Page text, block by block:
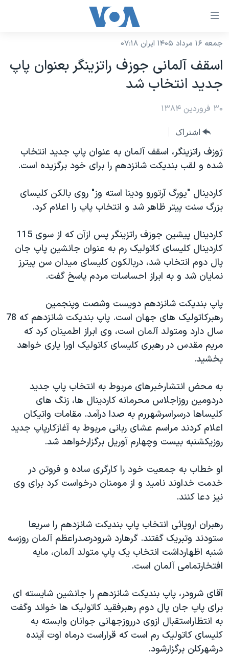
لینکهای
دسترسی
جهش
محتوای
اصلی
صفحه
اصلی
جهش
به
جستجو
نسخه سبک وب‌سایت
موضوع ها
ایران
آمریکا
جهان
ورزشی
فرهنگ و زندگی
حقوق شهروندی
اقتصادی
اسرائیل در جنگ
گالری عکس
آرشیو پخش زنده
برنامه های تلویزیونی
جدول برنامه ها
صفحه‌های ویژه
جام جهانی ۲۰۲۶
مستندها
انتخابات ریاست جمهوری آمریکا ۲۰۲۴
حمله جمهوری اسلامی به اسرائیل
ورزش زنان در ایران
اعتراضات زن، زندگی، آزادی
مجموعه مستندهای دادخواهی
دادگاه حمید نوری
چهل سال گروگان‌گیری
قانون شفافیت دارائی کادر رهبری ایران
اعتراضات مردمی آبان ۹۸
نرگس محمدی برنده جایزه نوبل صلح
همایش محافظه‌کاران آمریکا «سی‌پک»
سفر پرزیدنت ترامپ به چین
فرکانس‌های صدای آمریکا
یادگیری زبان انگلیسی
دنبال کنید
زبانهای مختلف
جمعه ۱۶ مرداد ۱۴۰۵ ایران ۰۷:۱۸
اسقف آلمانی جوزف راتزينگر بعنوان پاپ
جديد انتخاب شد
۳۰ فروردین ۱۳۸۴
اشتراک
ژوزف راتزينگر، اسقف آلمان به عنوان پاپ جديد انتخاب
شده و لقب بنديکت شانزدهم را برای خود برگزيده است.
کاردينال "يورگ آرتورو ودينا استه وز" روی بالکن کليسای
بزرگ سنت پيتر ظاهر شد و انتخاب پاپ را اعلام کرد.
کاردينال پيشين جوزف راتزينگر پس ازآن که از سوی 115
کاردينال کليسای کاتوليک رم به عنوان جانشين پاپ جان
پال دوم انتخاب شد، دربالکون کليسای ميدان سن پيترز
نمايان شد و به ابراز احساسات مردم پاسخ گفت.
پاپ بنديکت شانزدهم دويست وشصت وپنجمين
رهبرکاتوليک های جهان است. پاپ بنديکت شانزدهم که 78
سال دارد ومتولد آلمان است، وی ابراز اطمينان کرد که
مريم مقدس در رهبری کليسای کاتوليک اورا ياری خواهد
بخشيد.
به محض انتشارخبرهای مربوط به انتخاب پاپ جديد
دردومين روزاجلاس محرمانه کاردينال ها، زنگ های
کليساها درسراسرشهررم به صدا درآمد. مقامات واتيکان
اعلام کردند مراسم عشای ربانی مربوط به آغازکارپاپ جديد
روزيکشنبه بيست وچهارم آوريل برگزارخواهد شد.
او خطاب به جمعيت خود را کارگری ساده و فروتن در
خدمت خداوند ناميد و از مومنان درخواست کرد برای وی
نيز دعا کنند.
رهبران اروپائی انتخاب پاپ بنديکت شانزدهم را سريعا
ستودند وتبريک گفتند. گرهارد شرودرصدراعظم آلمان روزسه
شنبه اظهارداشت انتخاب يک پاپ متولد آلمان، مايه
افتخارتمامی آلمان است.
آقای شرودر، پاپ بنديکت شانزدهم را جانشين شايسته ای
برای پاپ جان پال دوم رهبرفقيد کاتوليک ها خواند وگفت
به انتظاراستقبال ازوی درروزجهانی جوانان وابسته به
کليسای کاتوليک رم است که قراراست درماه اوت آينده
درشهرکلن برگزارشود.